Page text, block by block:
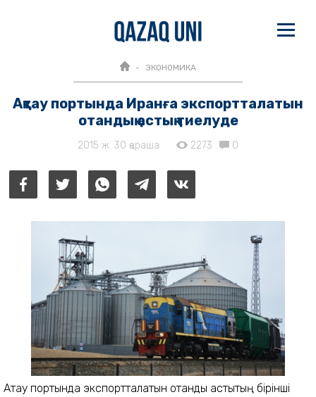
ЭКОНОМИКА
Ақтау портында Иранға экспортталатын
отандық астық тиелуде
2015 ж. 30 қараша 2273 0
Ақтау портында экспортталатын отандық астықтың бірінші